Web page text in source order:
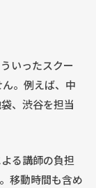
いったスクー
。例えば、中
、渋谷を担当
る講師の負担
移動時間も含め